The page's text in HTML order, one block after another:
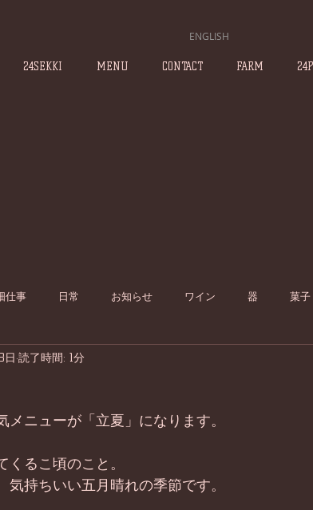
24SEKKI MENU CONTACT FARM
仕事 日常 お知らせ ワイン 器 菓子
日 読了時間: 1分
メニューが「立夏」になります。
くるこ頃のこと。
気持ちいい五月晴れの季節です。
ENGLISH